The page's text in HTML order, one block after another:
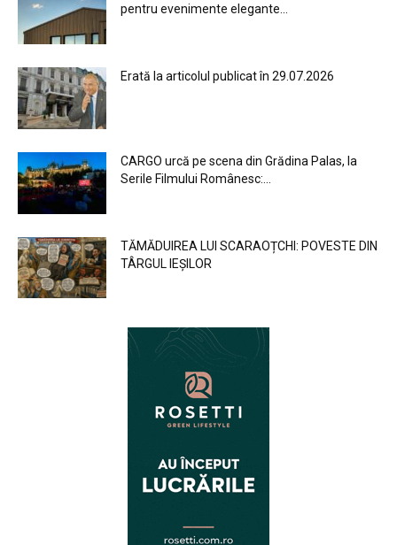
pentru evenimente elegante...
Erată la articolul publicat în 29.07.2026
CARGO urcă pe scena din Grădina Palas, la
Serile Filmului Românesc:...
TĂMĂDUIREA LUI SCARAOȚCHI: POVESTE DIN
TÂRGUL IEȘILOR